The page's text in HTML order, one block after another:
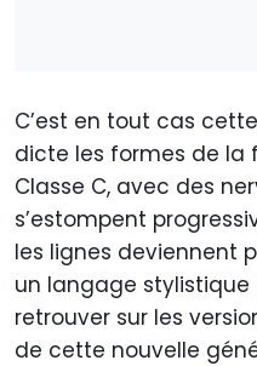
C’est en tout cas
dicte les formes de la
Classe C, avec des
s’estompent
les lignes deviennent
un langage stylistique
retrouver sur les
de cette nouvelle